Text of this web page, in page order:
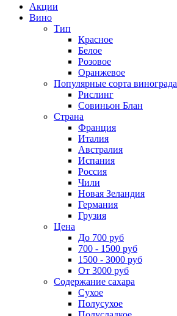
Акции
Вино
Тип
Красное
Белое
Розовое
Оранжевое
Популярные сорта винограда
Рислинг
Совиньон Блан
Страна
Франция
Италия
Австралия
Испания
Россия
Чили
Новая Зеландия
Германия
Грузия
Цена
До 700 руб
700 - 1500 руб
1500 - 3000 руб
От 3000 руб
Содержание сахара
Сухое
Полусухое